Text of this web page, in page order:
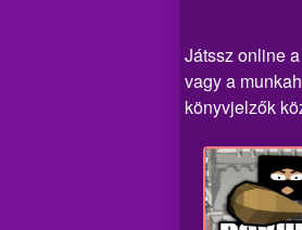
Játssz online
vagy a
könyvjelzők